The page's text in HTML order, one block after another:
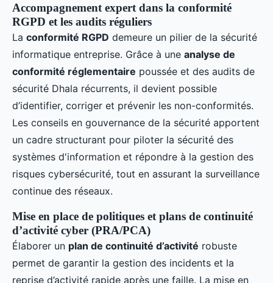
Accompagnement expert dans la conformité
RGPD et les audits réguliers
La conformité RGPD demeure un pilier de la sécurité
informatique entreprise. Grâce à une analyse de
conformité réglementaire poussée et des audits de
sécurité Dhala récurrents, il devient possible
d’identifier, corriger et prévenir les non-conformités.
Les conseils en gouvernance de la sécurité apportent
un cadre structurant pour piloter la sécurité des
systèmes d'information et répondre à la gestion des
risques cybersécurité, tout en assurant la surveillance
continue des réseaux.
Mise en place de politiques et plans de continuité
d’activité cyber (PRA/PCA)
Élaborer un plan de continuité d’activité robuste
permet de garantir la gestion des incidents et la
reprise d’activité rapide après une faille. La mise en